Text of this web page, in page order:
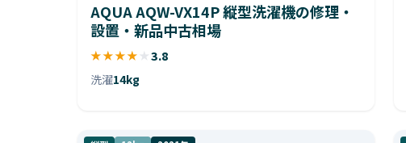
AQUA AQW-VX14P 縦型洗濯機の修理・
設置・新品中古相場
★★★★ ★ 3.8
洗濯14kg